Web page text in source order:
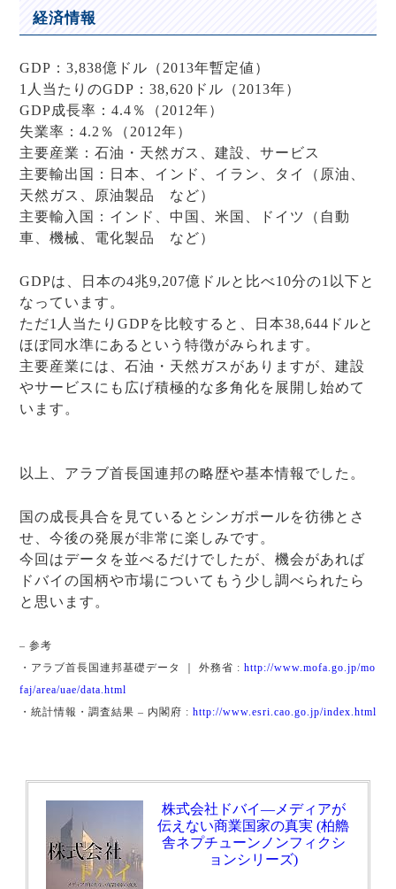
経済情報
GDP：3,838億ドル（2013年暫定値）
1人当たりのGDP：38,620ドル（2013年）
GDP成長率：4.4％（2012年）
失業率：4.2％（2012年）
主要産業：石油・天然ガス、建設、サービス
主要輸出国：日本、インド、イラン、タイ（原油、
天然ガス、原油製品 など）
主要輸入国：インド、中国、米国、ドイツ（自動
車、機械、電化製品 など）
GDPは、日本の4兆9,207億ドルと比べ10分の1以下と
なっています。
ただ1人当たりGDPを比較すると、日本38,644ドルと
ほぼ同水準にあるという特徴がみられます。
主要産業には、石油・天然ガスがありますが、建設
やサービスにも広げ積極的な多角化を展開し始めて
います。
以上、アラブ首長国連邦の略歴や基本情報でした。
国の成長具合を見ているとシンガポールを彷彿とさ
せ、今後の発展が非常に楽しみです。
今回はデータを並べるだけでしたが、機会があれば
ドバイの国柄や市場についてもう少し調べられたら
と思います。
– 参考
・アラブ首長国連邦基礎データ ｜ 外務省 : http://www.mofa.go.jp/mo
faj/area/uae/data.html
・統計情報・調査結果 – 内閣府 : http://www.esri.cao.go.jp/index.html
株式会社ドバイ―メディアが
伝えない商業国家の真実 (柏艪
舎ネプチューンノンフィクシ
ョンシリーズ)